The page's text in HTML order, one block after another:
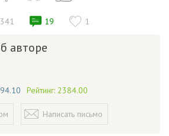
341 19 1
авторе
Рейтинг: 2384.00
Написать письмо